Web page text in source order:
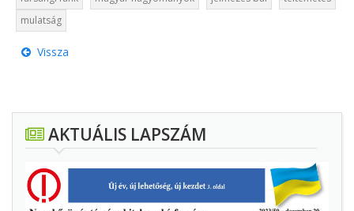
mulatság
Vissza
AKTUÁLIS LAPSZÁM